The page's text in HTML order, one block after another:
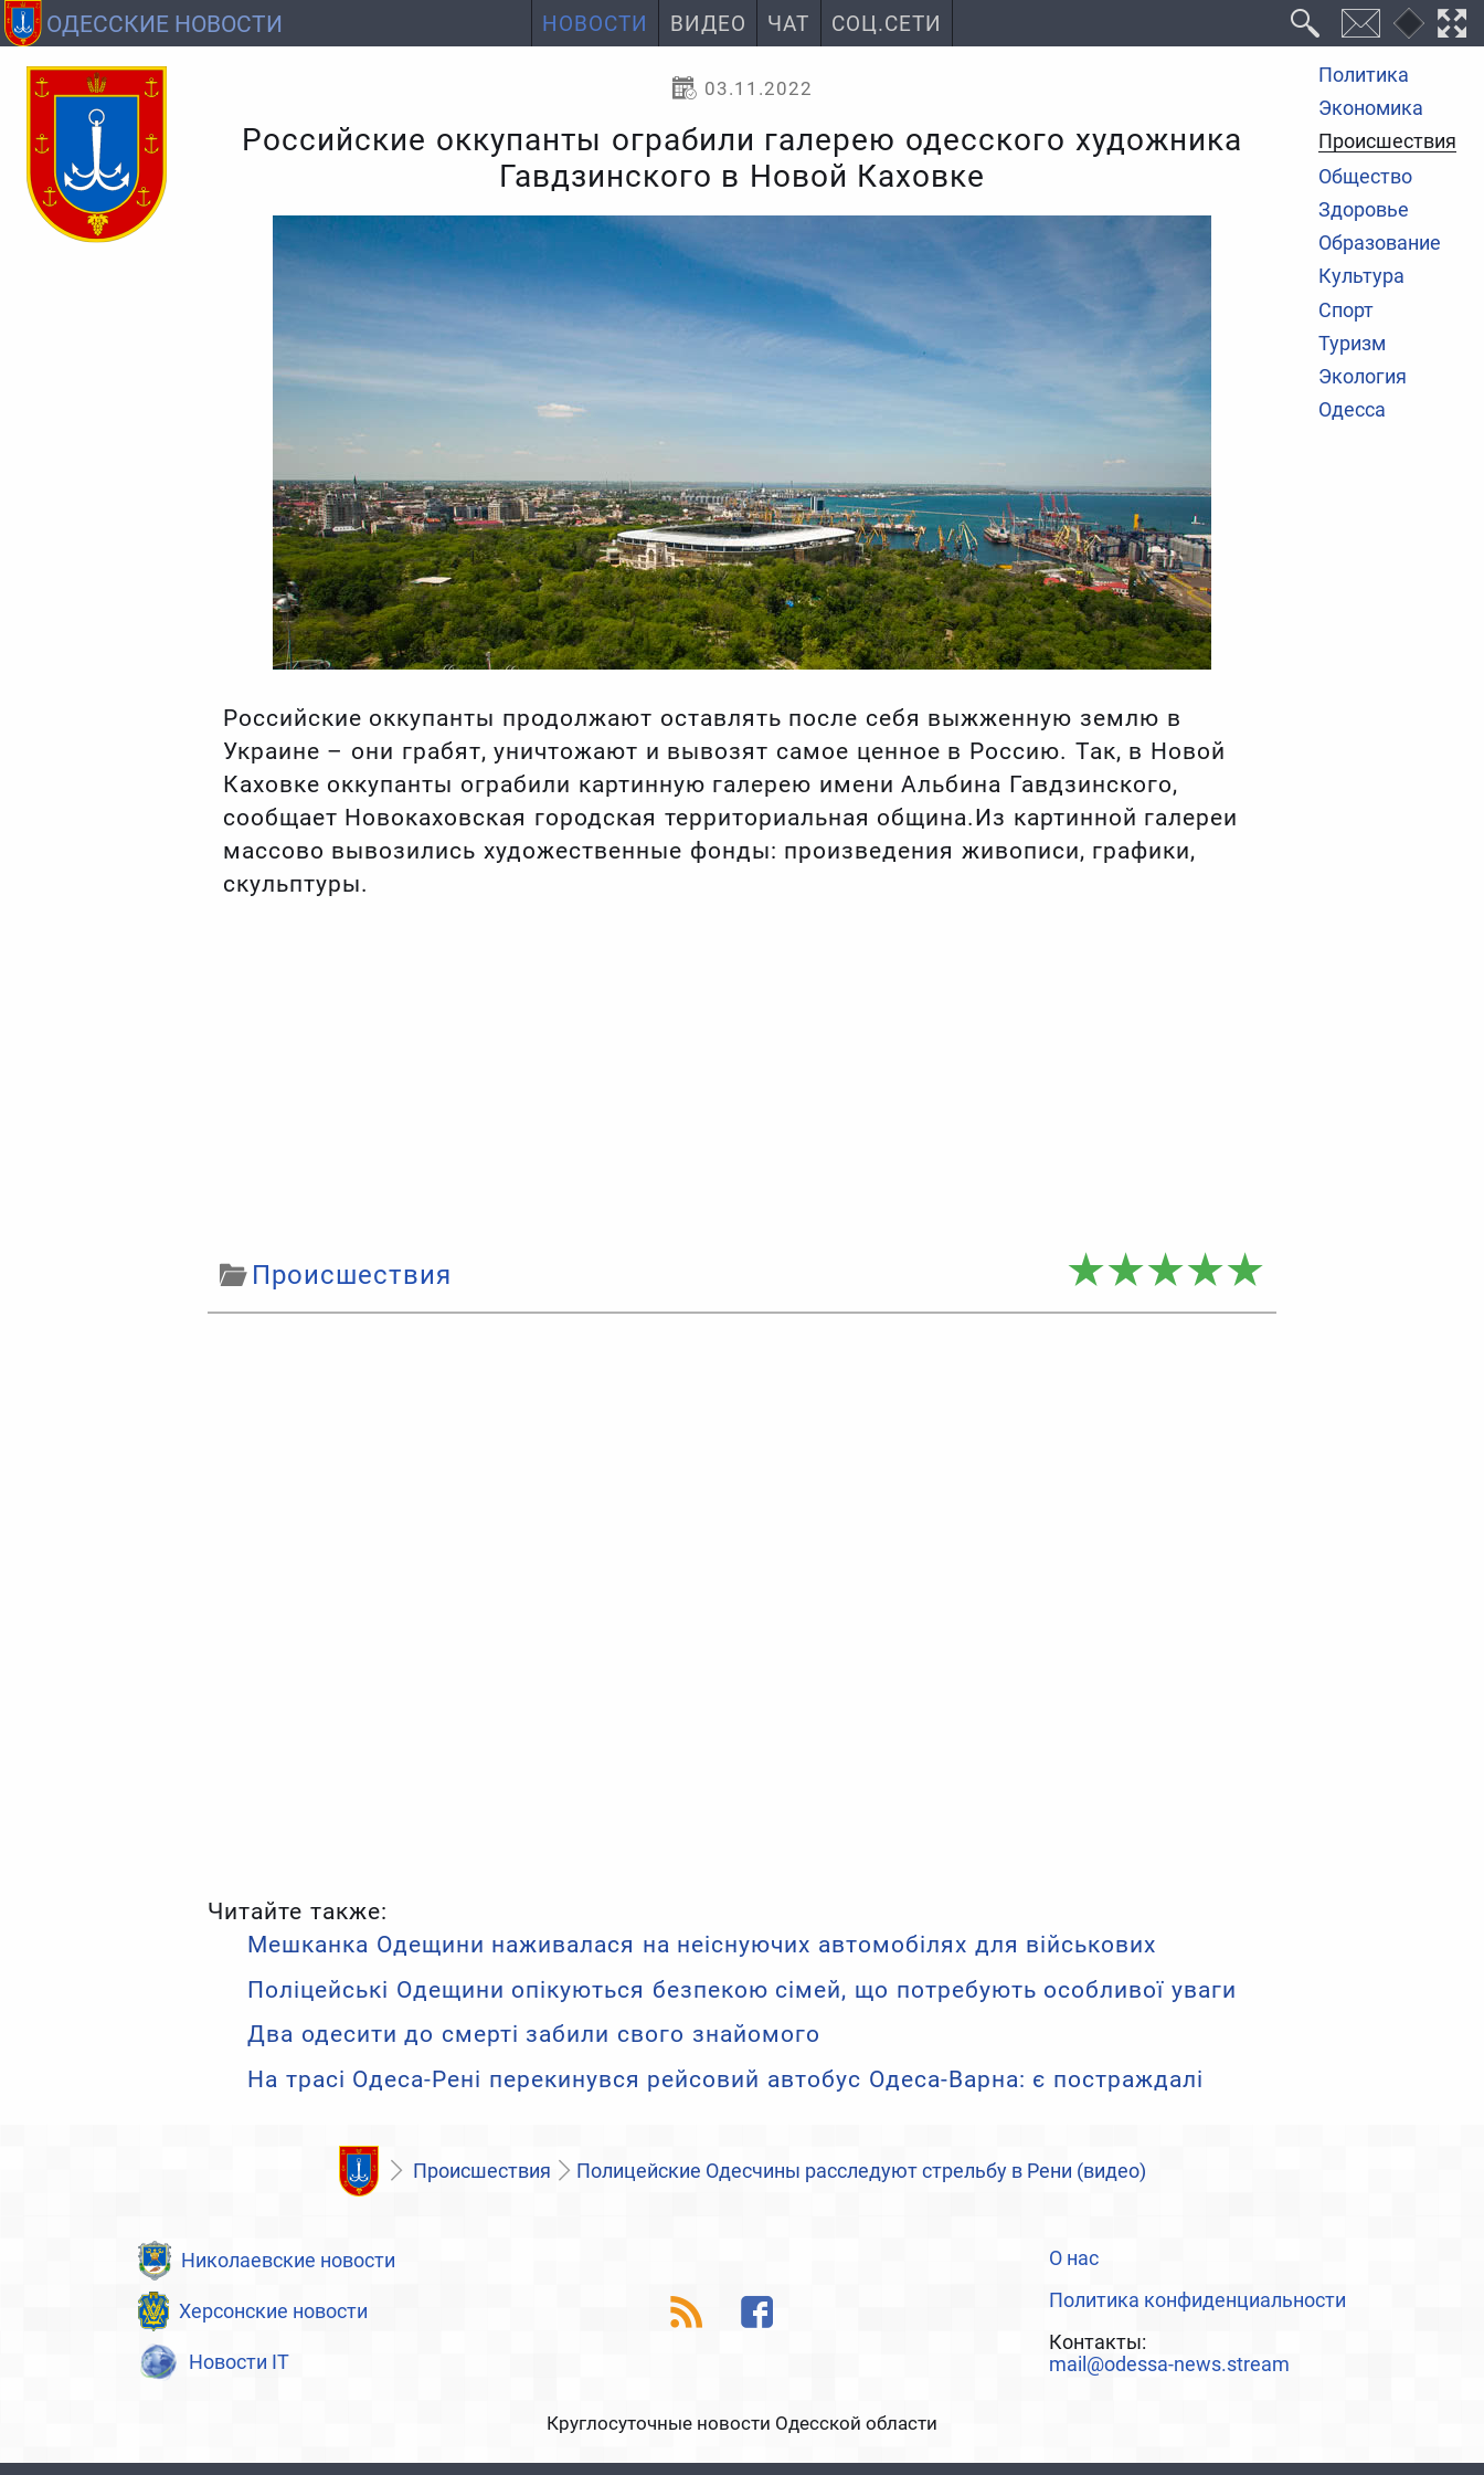
ОДЕССКИЕ НОВОСТИ НОВОСТИ ВИДЕО ЧАТ СОЦ.СЕТИ
Политика
Экономика
Происшествия
Общество
Здоровье
Образование
Культура
Спорт
Туризм
Экология
Одесса
03.11.2022
Российские оккупанты ограбили галерею одесского художника
Гавдзинского в Новой Каховке
Российские оккупанты продолжают оставлять после себя выжженную землю в
Украине – они грабят, уничтожают и вывозят самое ценное в Россию. Так, в Новой
Каховке оккупанты ограбили картинную галерею имени Альбина Гавдзинского,
сообщает Новокаховская городская территориальная община.Из картинной галереи
массово вывозились художественные фонды: произведения живописи, графики,
скульптуры.
Происшествия
Читайте также:
Мешканка Одещини наживалася на неіснуючих автомобілях для військових
Поліцейські Одещини опікуються безпекою сімей, що потребують особливої уваги
Два одесити до смерті забили свого знайомого
На трасі Одеса-Рені перекинувся рейсовий автобус Одеса-Варна: є постраждалі
Происшествия Полицейские Одесчины расследуют стрельбу в Рени (видео)
Николаевские новости
Херсонские новости
Новости IT
О нас
Политика конфиденциальности
Контакты:
mail@odessa-news.stream
Круглосуточные новости Одесской области